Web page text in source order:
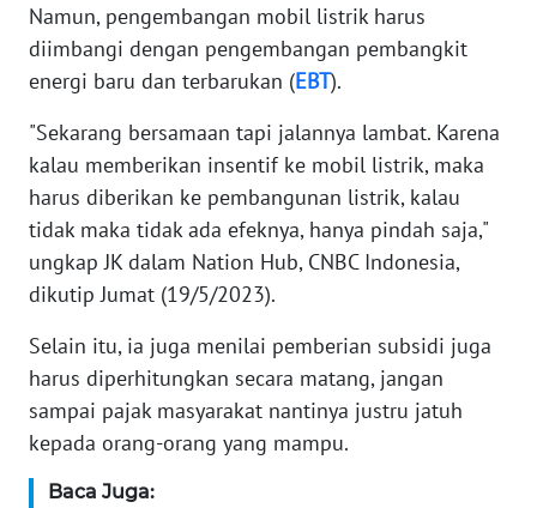
Namun, pengembangan mobil listrik harus
diimbangi dengan pengembangan pembangkit
energi baru dan terbarukan (EBT).
"Sekarang bersamaan tapi jalannya lambat. Karena
kalau memberikan insentif ke mobil listrik, maka
harus diberikan ke pembangunan listrik, kalau
tidak maka tidak ada efeknya, hanya pindah saja,"
ungkap JK dalam Nation Hub, CNBC Indonesia,
dikutip Jumat (19/5/2023).
Selain itu, ia juga menilai pemberian subsidi juga
harus diperhitungkan secara matang, jangan
sampai pajak masyarakat nantinya justru jatuh
kepada orang-orang yang mampu.
Baca Juga:
WN
BANTEN
WN
NTT
WN
WN
PAPUA
PAPUA
BARAT